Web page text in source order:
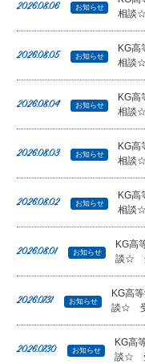
2026.08.06 お知らせ
相談
2026.08.05 お知らせ
KG
相談
2026.08.04 お知らせ
KG
相談
2026.08.03 お知らせ
KG
相談
2026.08.02 お知らせ
KG
相談
2026.08.01 お知らせ
KG高
談☆
2026.07.31 お知らせ
KG高
談☆
2026.07.30 お知らせ
KG高
談☆